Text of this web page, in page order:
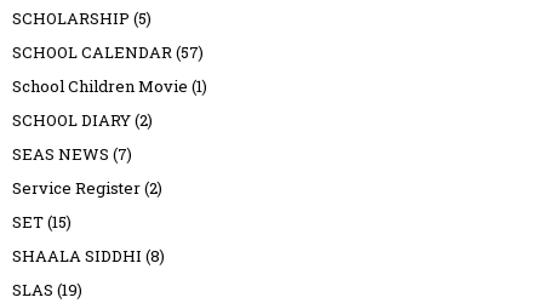
SCHOLARSHIP (5)
SCHOOL CALENDAR(57)
School Children Movie (1)
SCHOOL DIARY(2)
SEAS NEWS (7)
Service Register(2)
SET(15)
SHAALA SIDDHI (8)
SLAS (19)